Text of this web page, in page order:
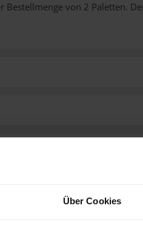
Über Cookies
Bestellmenge von 2 Paletten.